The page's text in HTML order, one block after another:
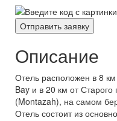
Описание
Отель расположен в 8
Bay и в 20 км от Старого
(Montazah), на самом
Отель состоит из